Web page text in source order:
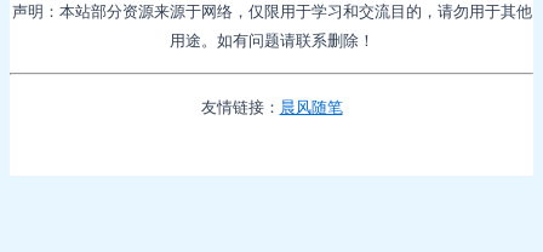
声明：本站部分资源来源于网络，仅限用于学习和交流目的，请勿用于其他
用途。如有问题请联系删除！
友情链接： 晨风随笔